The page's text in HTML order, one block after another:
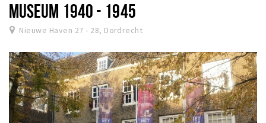
MUSEUM 1940 - 1945
Nieuwe Haven 27 - 28, Dordrecht